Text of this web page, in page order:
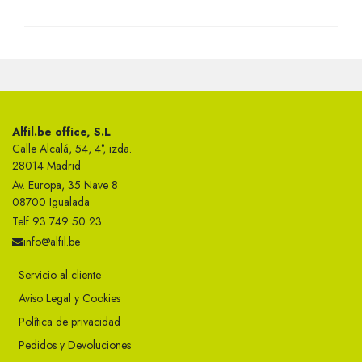
Alfil.be office, S.L
Calle Alcalá, 54, 4°, izda.
28014 Madrid
Av. Europa, 35 Nave 8
08700 Igualada
Telf 93 749 50 23
info@alfil.be
Servicio al cliente
Aviso Legal y Cookies
Política de privacidad
Pedidos y Devoluciones